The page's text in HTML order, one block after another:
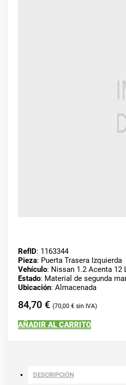
RefID: 1163344
Pieza: Puerta Trasera Izquierda
Vehículo: Nissan 1.2 Acenta 12
Estado: Material de segunda
Ubicación: Almacenada
84,70 € 70,00 €
AÑADIR AL CARRITO
DESCRIPCIÓN